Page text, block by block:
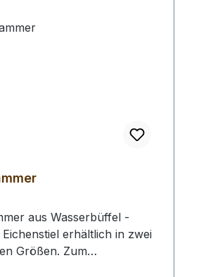
aus Wasserbüffel -
erhältlich in zwei
Größen. Zum